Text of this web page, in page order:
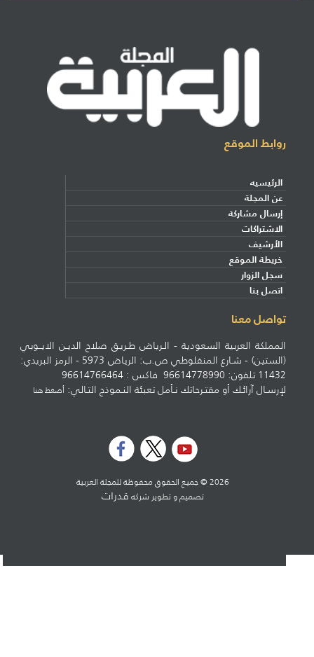
روابط الموقع
الرئيسيه
عن المجلة
إرسال مشاركة
الاشتراكات
الأرشيف
خريطة الموقع
سجل الزوار
اتصل بنا
تواصل معنا
المملكة العربية السعودية - الـرياض طـريـق صلاح الديـن الايــوبي
(الستين) - شـارع المنفلوطي ص.ب: الرياض 5973 - الرمز البريدي:
11432 تلفون: 96614778990 فاكس : 96614766464
لإرسـال آرائـك أو مقتـرحاتك نـأمل تعبئة النـموذج التـالي:أضغط هنا
2026 © جميع الحقوق محفوظة للمجلة العربية
تصميم و تطوير شركهقدرات